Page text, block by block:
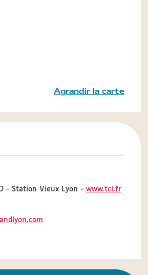
Agrandir la carte
- Station Vieux Lyon - www.tcl.fr